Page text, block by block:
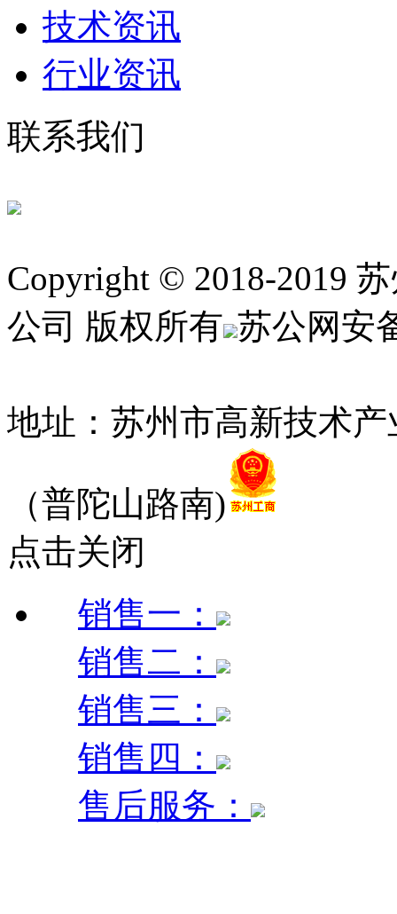
技术资讯
行业资讯
联系我们
Copyright © 2018-2019
公司 版权所有 苏公网安
地址：苏州市高新技术
（普陀山路南)
点击关闭
销售一：
销售二：
销售三：
销售四：
售后服务：